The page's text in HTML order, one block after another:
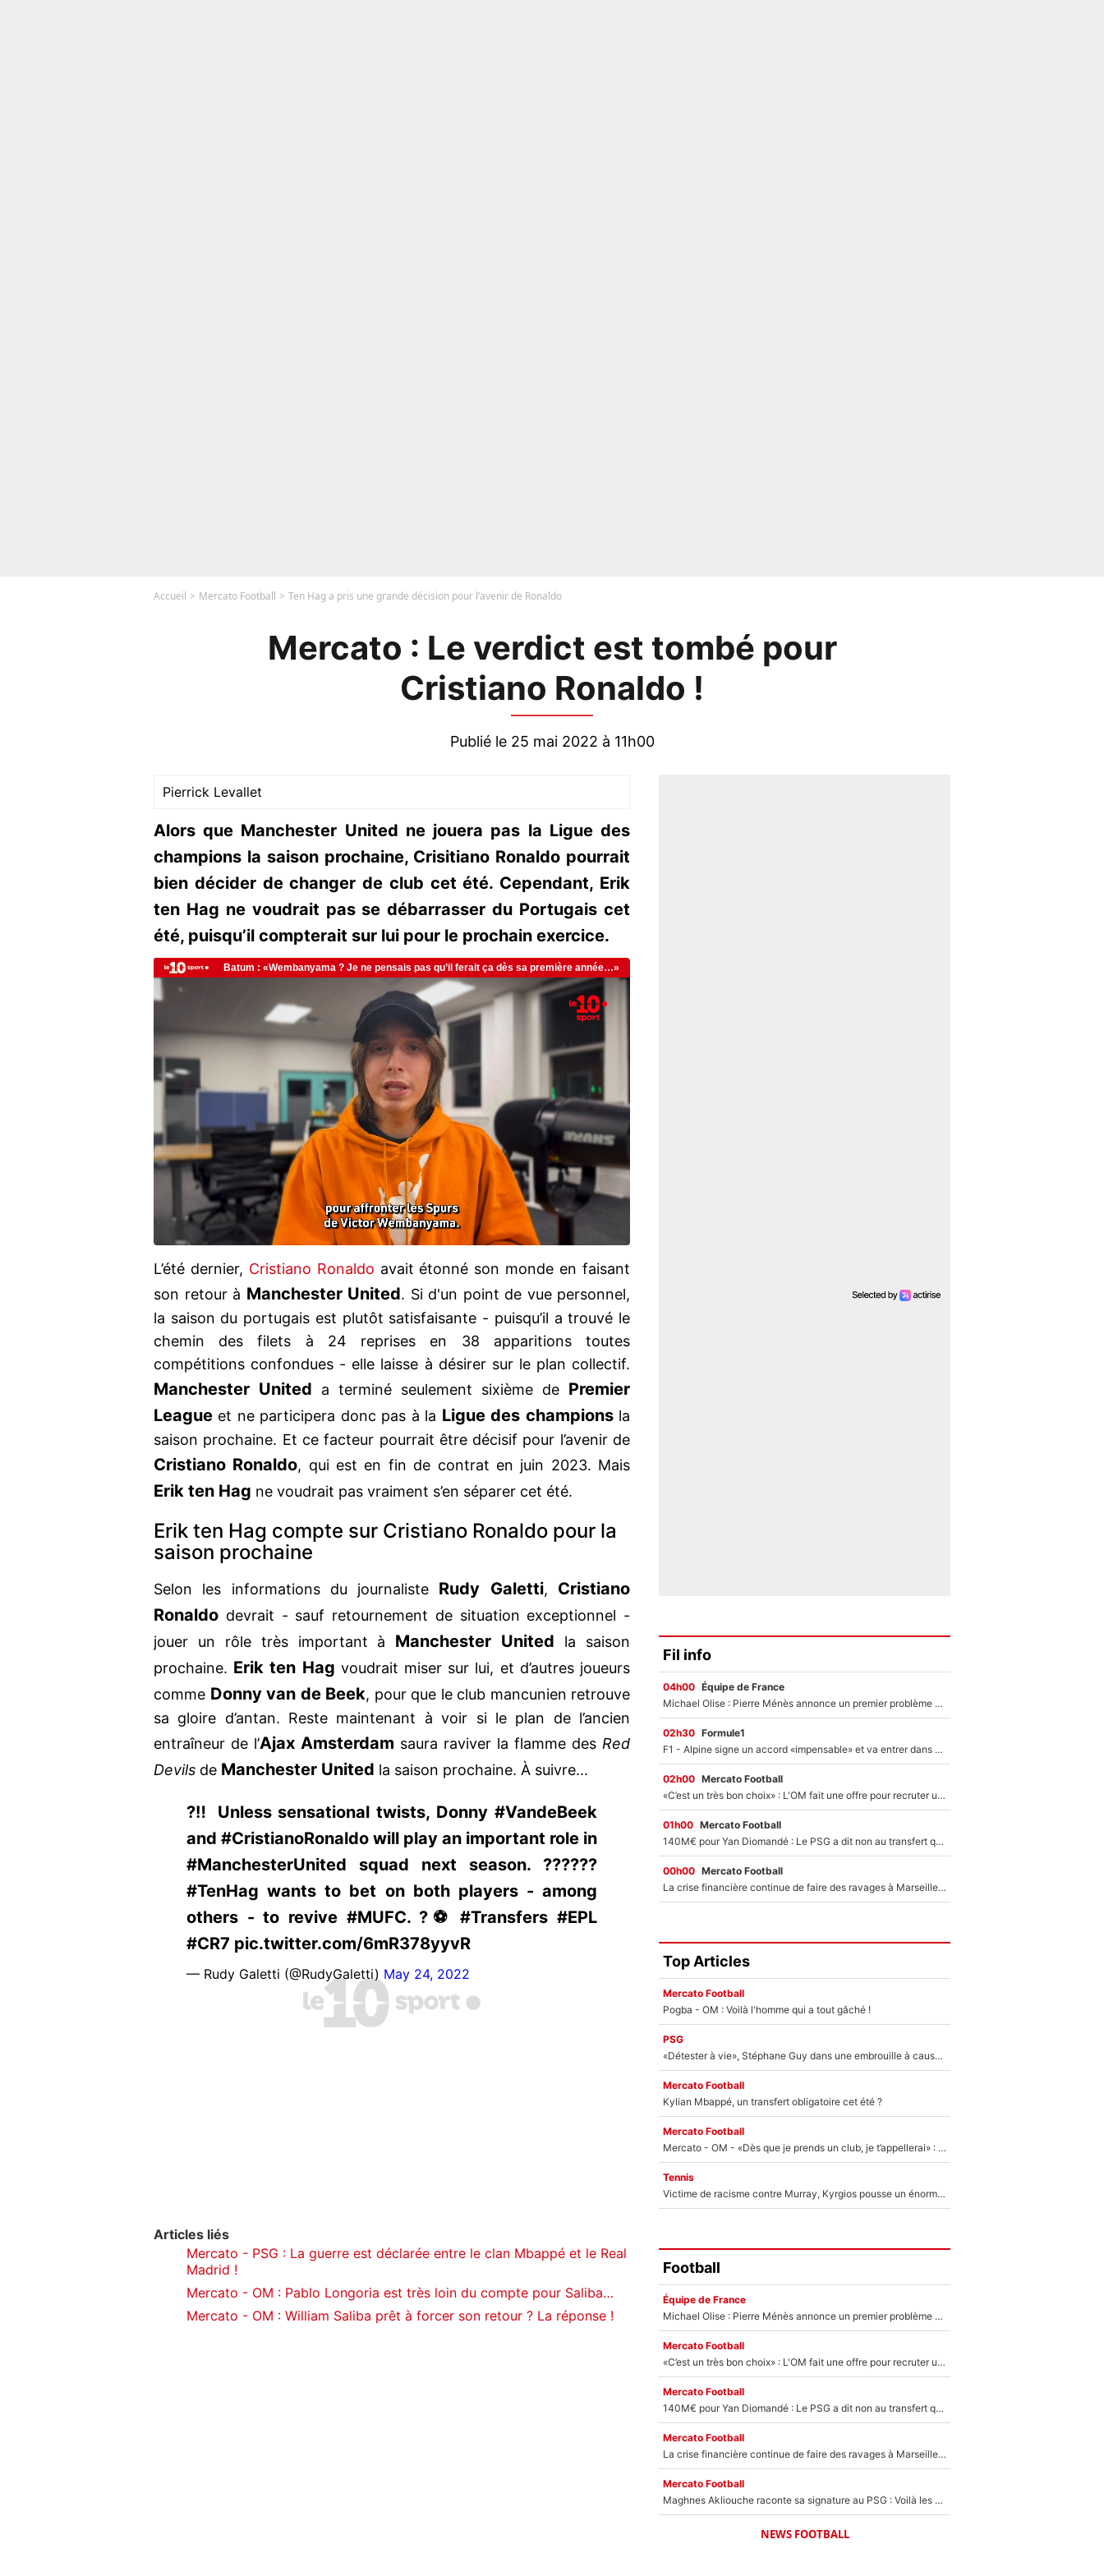
Accueil Mercato Football Ten Hag a pris une grande décision pour l’avenir de Ronaldo
Mercato : Le verdict est tombé pour
Cristiano Ronaldo !
Publié le 25 mai 2022 à 11h00
Pierrick Levallet
Alors que Manchester United ne jouera pas la Ligue des
champions la saison prochaine, Crisitiano Ronaldo pourrait
bien décider de changer de club cet été. Cependant, Erik
ten Hag ne voudrait pas se débarrasser du Portugais cet
été, puisqu’il compterait sur lui pour le prochain exercice.
L’été dernier, Cristiano Ronaldo avait étonné son monde en faisant
son retour à Manchester United. Si d'un point de vue personnel,
la saison du portugais est plutôt satisfaisante - puisqu’il a trouvé le
chemin des filets à 24 reprises en 38 apparitions toutes
compétitions confondues - elle laisse à désirer sur le plan collectif.
Manchester United a terminé seulement sixième de Premier
League et ne participera donc pas à la Ligue des championsla
saison prochaine. Et ce facteur pourrait être décisif pour l’avenir de
Cristiano Ronaldo, qui est en fin de contrat en juin 2023. Mais
Erik ten Hag ne voudrait pas vraiment s’en séparer cet été.
Erik ten Hag compte sur Cristiano Ronaldo pour la
saison prochaine
Selon les informations du journaliste Rudy Galetti, Cristiano
Ronaldo devrait - sauf retournement de situation exceptionnel -
jouer un rôle très important à Manchester United la saison
prochaine. Erik ten Hag voudrait miser sur lui, et d’autres joueurs
comme Donny van de Beek, pour que le club mancunien retrouve
sa gloire d’antan. Reste maintenant à voir si le plan de l’ancien
entraîneur de l’Ajax Amsterdam saura raviver la flamme des Red
Devils de Manchester United la saison prochaine. À suivre...
?‼️ Unless sensational twists, Donny #VandeBeek
and #CristianoRonaldo will play an important role in
#ManchesterUnited squad next season. ??????
#TenHag wants to bet on both players - among
others - to revive #MUFC. ?⚽ #Transfers #EPL
#CR7 pic.twitter.com/6mR378yyvR
— Rudy Galetti (@RudyGaletti) May 24, 2022
Articles liés
Mercato - PSG : La guerre est déclarée entre le clan Mbappé et le Real
Madrid !
Mercato - OM : Pablo Longoria est très loin du compte pour Saliba…
Mercato - OM : William Saliba prêt à forcer son retour ? La réponse !
Fil info
04h00 Équipe de France
Michael Olise : Pierre Ménès annonce un premier problème pour Zinedine Zidane en équipe de France
02h30 Formule1
F1 - Alpine signe un accord «impensable» et va entrer dans une nouvelle dimension : Grande nouvelle pour Pierre Gasly !
02h00 Mercato Football
«C’est un très bon choix» : L'OM fait une offre pour recruter un ancien joueur du PSG... et c'est validé dans l'After Foot !
01h00 Mercato Football
140M€ pour Yan Diomandé : Le PSG a dit non au transfert qui bat tous les records sur le mercato
00h00 Mercato Football
La crise financière continue de faire des ravages à Marseille : L’OM a placé 12 joueurs sur le marché des transferts… et ça pourrait lui rapporter près de 100M€ !
Top Articles
Mercato Football
Pogba - OM : Voilà l'homme qui a tout gâché !
PSG
«Détester à vie», Stéphane Guy dans une embrouille à cause du PSG !
Mercato Football
Kylian Mbappé, un transfert obligatoire cet été ?
Mercato Football
Mercato - OM - «Dès que je prends un club, je t’appellerai» : La promesse de Marcelino au moment de claquer la porte
Tennis
Victime de racisme contre Murray, Kyrgios pousse un énorme coup de gueule !
Football
Équipe de France
Michael Olise : Pierre Ménès annonce un premier problème pour Zinedine Zidane en équipe de France
Mercato Football
«C’est un très bon choix» : L'OM fait une offre pour recruter un ancien joueur du PSG... et c'est validé dans l'After Foot !
Mercato Football
140M€ pour Yan Diomandé : Le PSG a dit non au transfert qui bat tous les records sur le mercato
Mercato Football
La crise financière continue de faire des ravages à Marseille : L’OM a placé 12 joueurs sur le marché des transferts… et ça pourrait lui rapporter près de 100M€ !
Mercato Football
Maghnes Akliouche raconte sa signature au PSG : Voilà les coulisses de son transfert de rêve à 50M€
NEWS FOOTBALL